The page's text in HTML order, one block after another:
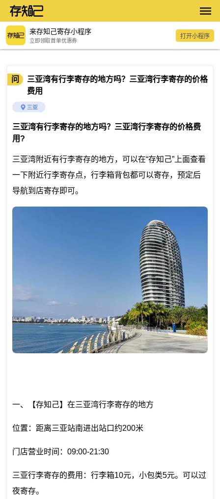
来存知己寄存小程序
立即领取首单优惠券
打开小程序
问
三亚湾有行李寄存的地方吗？三亚湾行李寄存的价格
费用
三亚
三亚湾有行李寄存的地方吗？三亚湾行李寄存的价格费
用?
三亚湾附近有行李寄存的地方，可以在“存知己”上面查看
一下附近行李寄存点，行李箱背包都可以寄存，预定后
导航到店寄存即可。
一、【存知己】在三亚湾行李寄存的地方
位置：距离三亚站南进出站口约200米
门店营业时间：09:00-21:30
三亚行李寄存的费用：行李箱10元，小包类5元。可以过
夜寄存。